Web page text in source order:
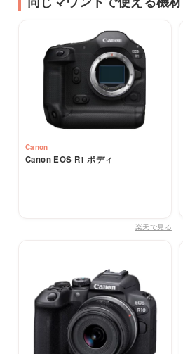
Canon
Canon EOS R1 ボディ
楽天で見る